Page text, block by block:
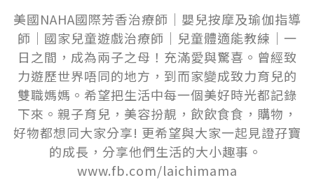
美國NAHA國際芳香治療師｜嬰兒按摩及瑜伽指導
師｜國家兒童遊戲治療師｜兒童體適能教練｜一
日之間，成為兩子之母！充滿愛與驚喜。曾經致
力遊歷世界唔同的地方，到而家變成致力育兒的
雙職媽媽。希望把生活中每一個美好時光都記錄
下來。親子育兒，美容扮靚，飲飲食食，購物，
好物都想同大家分享! 更希望與大家一起見證孖寶
的成長，分享他們生活的大小趣事。
www.fb.com/laichimama